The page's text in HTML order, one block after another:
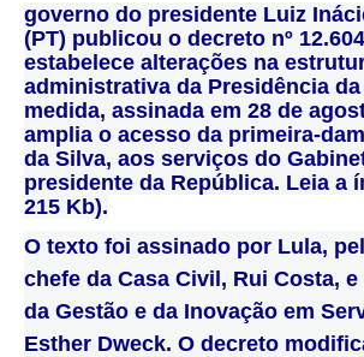
governo do presidente Luiz
(PT) publicou o decreto nº
estabelece alterações na
administrativa da Presidência
medida, assinada em 28 de
amplia o acesso da primeira-
da Silva, aos serviços do
presidente da República. Leia a
215 Kb).
O texto foi assinado por Lula,
chefe da Casa Civil, Rui Costa,
da Gestão e da Inovação em
Esther Dweck. O decreto